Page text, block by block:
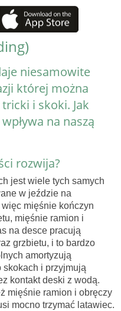
niesamowite
której można
i skoki. Jak
na naszą
rozwija?
jest wiele tych samych
w jeździe na
mięśnie kończyn
mięśnie ramion i
na desce pracują
grzbietu, i to bardzo
amortyzują
i przyjmują
kontakt deski z wodą.
mięśnie ramion i obręczy
mocno trzymać latawiec.